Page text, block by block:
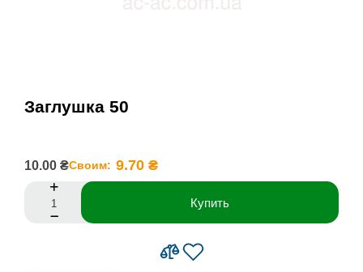
Заглушка 50
10.00 ₴Своим: 9.70 ₴
Купить